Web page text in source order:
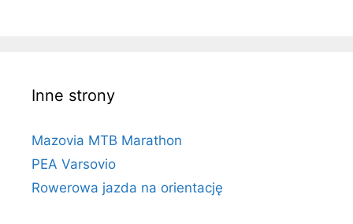
Inne strony
Mazovia MTB Marathon
PEA Varsovio
Rowerowa jazda na orientację